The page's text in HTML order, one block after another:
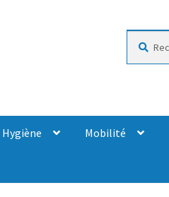
Hygiène Mobilité